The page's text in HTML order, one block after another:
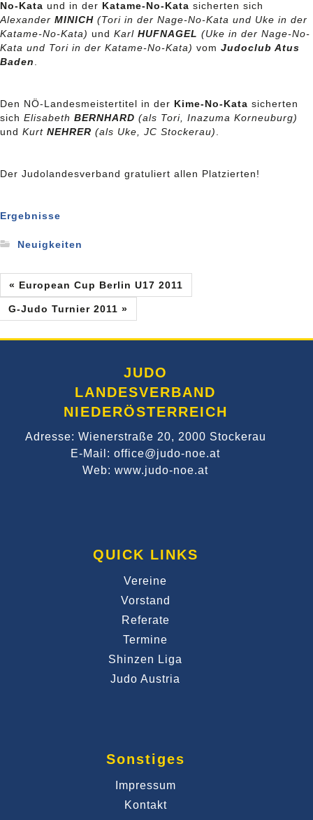
No-Kata und in der Katame-No-Kata sicherten sich
Alexander MINICH (Tori in der Nage-No-Kata und Uke in der
Katame-No-Kata) und Karl HUFNAGEL (Uke in der Nage-No-
Kata und Tori in der Katame-No-Kata) vom Judoclub Atus
Baden
Den NÖ-Landesmeistertitel in der Kime-No-Kata sicherten
sich Elisabeth BERNHARD (als Tori, Inazuma Korneuburg)
und Kurt NEHRER (als Uke, JC Stockerau)
Der Judolandesverband gratuliert allen Platzierten!
Ergebnisse
Neuigkeiten
« European Cup Berlin U17 2011
G-Judo Turnier 2011 »
JUDO
LANDESVERBAND
NIEDERÖSTERREICH
Adresse: Wienerstraße 20, 2000 Stockerau
E-Mail: office@judo-noe.at
Web: www.judo-noe.at
QUICK LINKS
Vereine
Vorstand
Referate
Termine
Shinzen Liga
Judo Austria
Sonstiges
Impressum
Kontakt